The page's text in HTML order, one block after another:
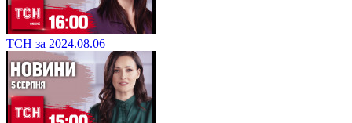
ТСН за 2024.08.06